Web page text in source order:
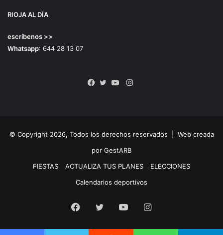
RIOJA AL DÍA
escríbenos >>
Whatsapp: 644 28 13 07
Instagram
© Copyright 2026, Todos los derechos reservados | Web creada
por GestARB
FIESTAS
ACTUALIZA TUS PLANES
ELECCIONES
Calendarios deportivos
Facebook
Twitter YouTubeInstagram